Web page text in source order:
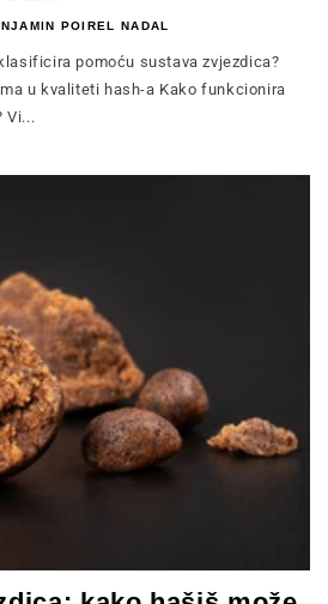
POIREL NADAL
pomoću sustava zvjezdica?
u kvaliteti hash-a Kako funkcionira
Vi...